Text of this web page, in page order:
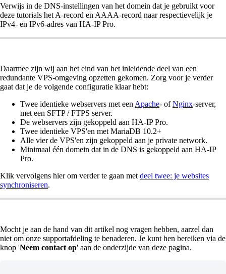
Verwijs in de DNS-instellingen van het domein dat je gebruikt voor
deze tutorials het A-record en AAAA-record naar respectievelijk je
IPv4- en IPv6-adres van HA-IP Pro.
Daarmee zijn wij aan het eind van het inleidende deel van een
redundante VPS-omgeving opzetten gekomen. Zorg voor je verder
gaat dat je de volgende configuratie klaar hebt:
Twee identieke webservers met een Apache- ofNginx-server,
met een SFTP / FTPS server.
De webservers zijn gekoppeld aan HA-IP Pro.
Twee identieke VPS'en met MariaDB 10.2+
Alle vier de VPS'en zijn gekoppeld aan je private network.
Minimaal één domein dat in de DNS is gekoppeld aan HA-IP
Pro.
Klik vervolgens hier om verder te gaan met deel twee: je websites
synchroniseren.
Mocht je aan de hand van dit artikel nog vragen hebben, aarzel dan
niet om onze supportafdeling te benaderen. Je kunt hen bereiken via de
knop 'Neem contact op' aan de onderzijde van deze pagina.